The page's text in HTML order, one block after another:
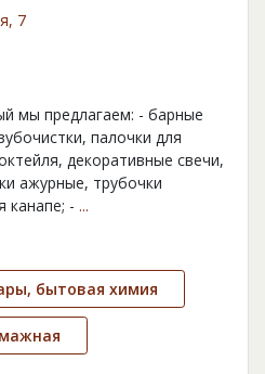
7
мы предлагаем: - барные
палочки для
декоративные свечи,
ажурные, трубочки
канапе; - ...
бытовая химия